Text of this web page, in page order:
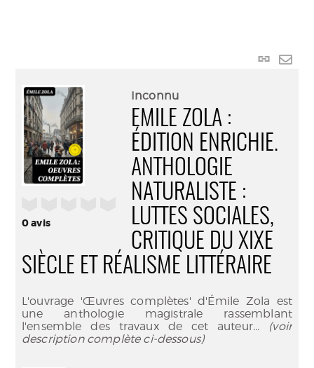
Lien
0avis
Inconnu
EMILE ZOLA :
ÉDITION ENRICHIE.
ANTHOLOGIE
NATURALISTE :
LUTTES SOCIALES,
CRITIQUE DU XIXE
SIÈCLE ET RÉALISME LITTÉRAIRE
L'ouvrage 'Œuvres complètes' d'Émile Zola est
une anthologie magistrale rassemblant
l'ensemble des travaux de cet auteur... (voir
description complète ci-dessous)